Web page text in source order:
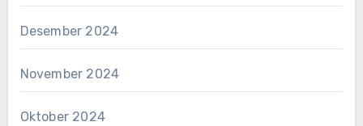
Desember 2024
November 2024
Oktober 2024